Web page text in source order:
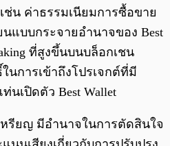
ช่น ค่าธรรมเนียมการซื้อขาย
แบบกระจายอำนาจของ Best
ที่สูงขึ้นบนบล็อกเชน
นการเข้าถึงโปรเจกต์ที่มี
เปิดตัว Best Wallet
หรียญ มีอำนาจในการตัดสินใจ